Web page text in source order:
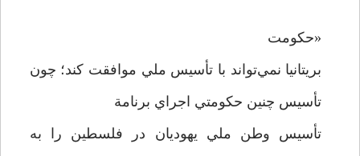
«حكومت
بريتانيا نمي‌تواند با تأسيس ملي موافقت كند؛ چون
تأسيس چنين حكومتي اجراي برنامة
تأسيس وطن ملي يهوديان در فلسطين را به